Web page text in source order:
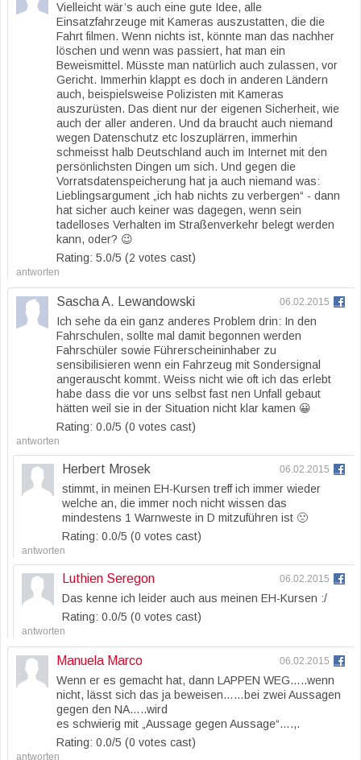
Vielleicht wär’s auch eine gute Idee, alle
Einsatzfahrzeuge mit Kameras auszustatten, die die
Fahrt filmen. Wenn nichts ist, könnte man das nachher
löschen und wenn was passiert, hat man ein
Beweismittel. Müsste man natürlich auch zulassen, vor
Gericht. Immerhin klappt es doch in anderen Ländern
auch, beispielsweise Polizisten mit Kameras
auszurüsten. Das dient nur der eigenen Sicherheit, wie
auch der aller anderen. Und da braucht auch niemand
wegen Datenschutz etc loszuplärren, immerhin
schmeisst halb Deutschland auch im Internet mit den
persönlichsten Dingen um sich. Und gegen die
Vorratsdatenspeicherung hat ja auch niemand was:
Lieblingsargument „ich hab nichts zu verbergen“ - dann
hat sicher auch keiner was dagegen, wenn sein
tadelloses Verhalten im Straßenverkehr belegt werden
kann, oder? 😉
Rating: 5.0/5 (2 votes cast)
antworten
Sascha A. Lewandowski 06.02.2015
Ich sehe da ein ganz anderes Problem drin: In den
Fahrschulen, sollte mal damit begonnen werden
Fahrschüler sowie Führerscheininhaber zu
sensibilisieren wenn ein Fahrzeug mit Sondersignal
angerauscht kommt. Weiss nicht wie oft ich das erlebt
habe dass die vor uns selbst fast nen Unfall gebaut
hätten weil sie in der Situation nicht klar kamen 😀
Rating: 0.0/5 (0 votes cast)
antworten
Herbert Mrosek 06.02.2015
stimmt, in meinen EH-Kursen treff ich immer wieder
welche an, die immer noch nicht wissen das
mindestens 1 Warnweste in D mitzuführen ist 🙁
Rating: 0.0/5 (0 votes cast)
antworten
Luthien Seregon 06.02.2015
Das kenne ich leider auch aus meinen EH-Kursen :/
Rating: 0.0/5 (0 votes cast)
antworten
Manuela Marco 06.02.2015
Wenn er es gemacht hat, dann LAPPEN WEG…..wenn
nicht, lässt sich das ja beweisen……bei zwei Aussagen
gegen den NA…..wird
es schwierig mit „Aussage gegen Aussage“….,.
Rating: 0.0/5 (0 votes cast)
antworten